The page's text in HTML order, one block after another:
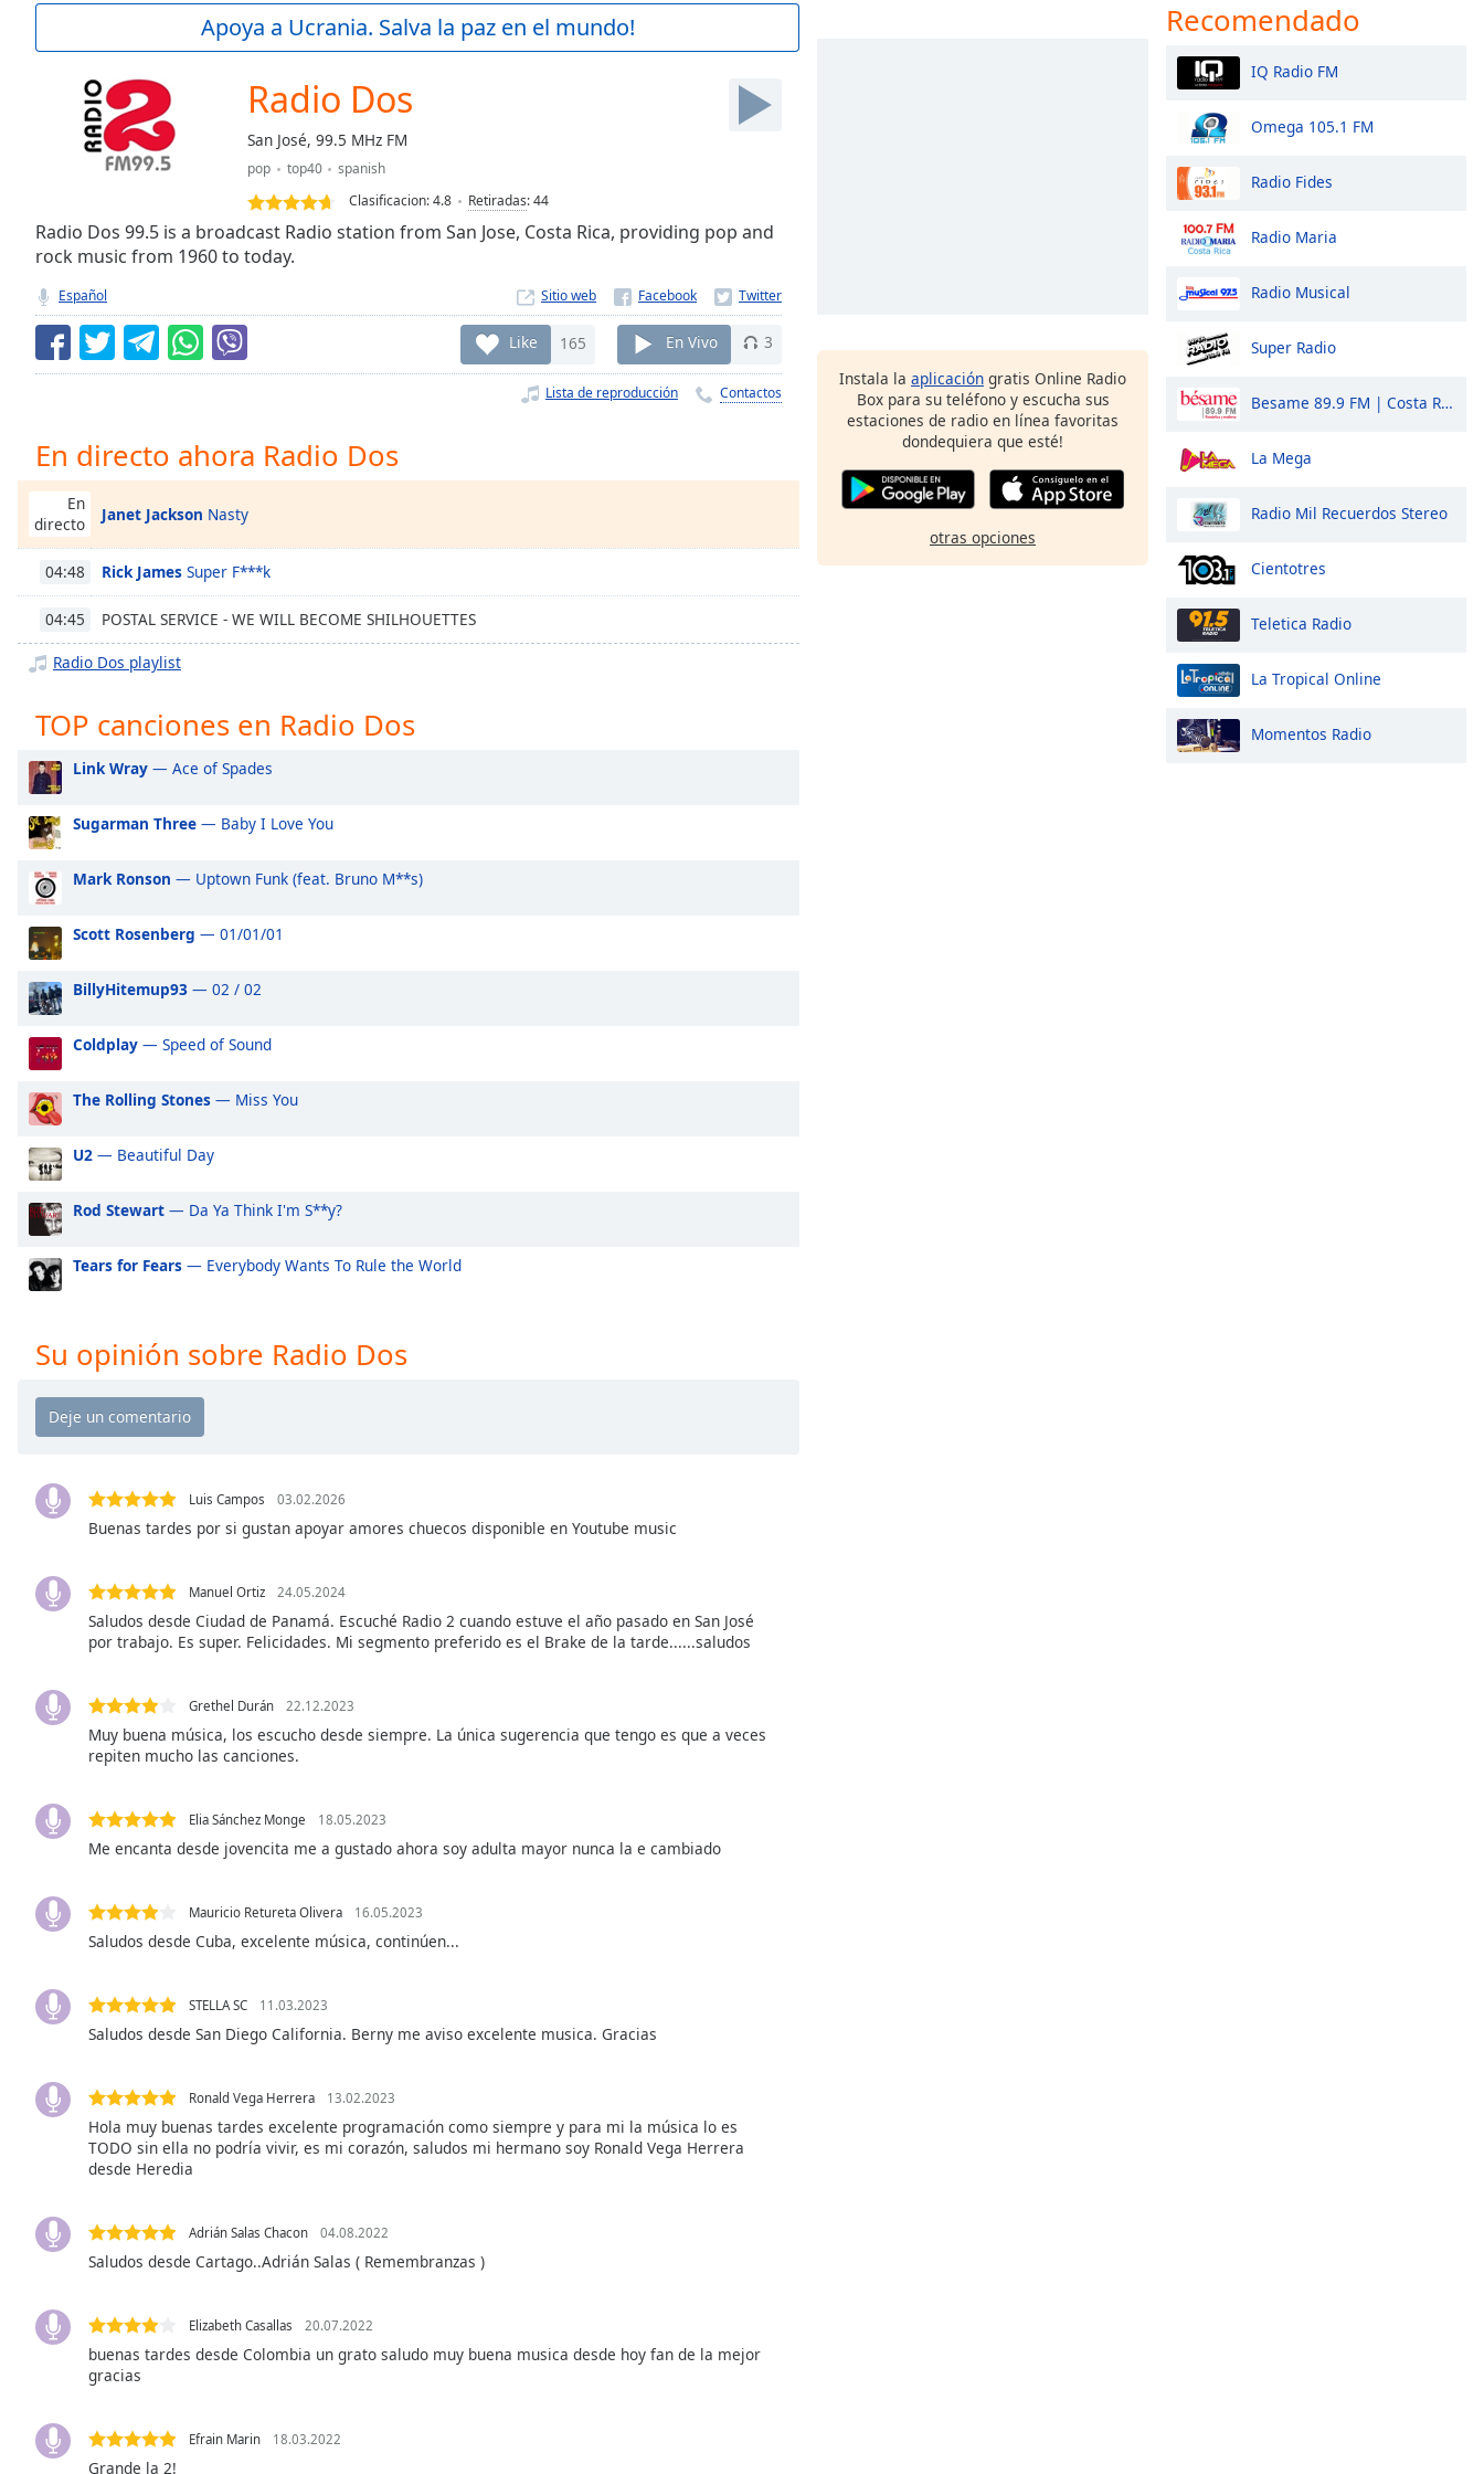
Current
-:-
Seek to
currently
LIVE
Remaining
Rate
Chapters
descriptions
off,
selected
Subtitles
subtitles
settings
subtitles
dialog
subtitles
off
selected
Audio
Track
Picture-
in-
Picture
Fullscreen
modal
window.
Beginning
window.
cancel
close
Color
Background
Caption
Font
Edge
Style
Font
Family
Done
Close
Apoya a Ucrania. Salva la paz en el mundo!
Radio Dos
San José, 99.5 MHz FM
pop top40
spanish
Clasificacion:4.8 Retiradas:44
Radio Dos 99.5 is a broadcast Radio station from San Jose, Costa Rica, providing pop and
rock music from 1960 to today.
Español Sitio web
Like 165 En Vivo 3
Lista de reproducción Contactos
En directo ahora Radio Dos
En
directo
Janet Jackson Nasty
04:48 Rick James Super F***k
04:45 POSTAL SERVICE - WE WILL BECOME SHILHOUETTES
Radio Dos playlist
TOP canciones en Radio Dos
Link Wray — Ace of Spades
Sugarman Three — Baby I Love You
Mark Ronson — Uptown Funk (feat. Bruno M**s)
Scott Rosenberg — 01/01/01
BillyHitemup93 — 02 / 02
Coldplay — Speed of Sound
The Rolling Stones — Miss You
U2 — Beautiful Day
Rod Stewart — Da Ya Think I'm S**y?
Tears for Fears — Everybody Wants To Rule the World
Su opinión sobre Radio Dos
Luis Campos 03.02.2026
Buenas tardes por si gustan apoyar amores chuecos disponible en Youtube music
Manuel Ortiz 24.05.2024
Saludos desde Ciudad de Panamá. Escuché Radio 2 cuando estuve el año pasado en San José
por trabajo. Es super. Felicidades. Mi segmento preferido es el Brake de la tarde......saludos
Grethel Durán 22.12.2023
Muy buena música, los escucho desde siempre. La única sugerencia que tengo es que a veces
repiten mucho las canciones.
Elia Sánchez Monge 18.05.2023
Me encanta desde jovencita me a gustado ahora soy adulta mayor nunca la e cambiado
Mauricio Retureta Olivera 16.05.2023
Saludos desde Cuba, excelente música, continúen...
STELLA SC 11.03.2023
Saludos desde San Diego California. Berny me aviso excelente musica. Gracias
Ronald Vega Herrera 13.02.2023
Hola muy buenas tardes excelente programación como siempre y para mi la música lo es
TODO sin ella no podría vivir, es mi corazón, saludos mi hermano soy Ronald Vega Herrera
desde Heredia
Adrián Salas Chacon 04.08.2022
Saludos desde Cartago..Adrián Salas ( Remembranzas )
Elizabeth Casallas 20.07.2022
buenas tardes desde Colombia un grato saludo muy buena musica desde hoy fan de la mejor
gracias
Efrain Marin 18.03.2022
Grande la 2!
Instala la aplicación gratis Online Radio
Box para su teléfono y escucha sus
estaciones de radio en línea favoritas
dondequiera que esté!
otras opciones
Recomendado
IQ Radio FM
Omega 105.1 FM
Radio Fides
Radio Maria
Radio Musical
Super Radio
Besame 89.9 FM | Costa Rica
La Mega
Radio Mil Recuerdos Stereo
Cientotres
Teletica Radio
La Tropical Online
Momentos Radio